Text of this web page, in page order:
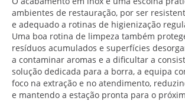
ambientes de restauração, por ser
e adequado a rotinas de higienização
Uma boa rotina de limpeza também
resíduos acumulados e superfícies
a contaminar aromas e a dificultar a
solução dedicada para a borra, a equipa
foco na extração e no atendimento,
e mantendo a estação pronta para o